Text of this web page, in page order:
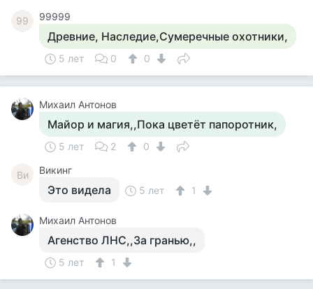
99 99999
Древние, Наследие,Сумеречные охотники,
5 лет 0 0
Михаил Антонов
Майор и магия,,Пока цветёт папоротник,
5 лет 2 0
Ви Викинг
Это видела 5 лет 1
Михаил Антонов
Агенство ЛНС,,За гранью,,
5 лет 1